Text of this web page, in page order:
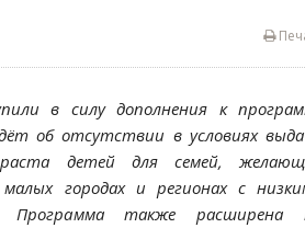
в силу дополнения к
об отсутствии в условиях
детей для семей,
городах и регионах с
Программа также расширена